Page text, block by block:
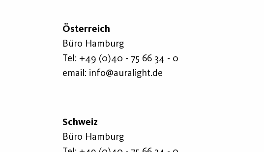
Österreich
Büro Hamburg
Tel: +49 (0)40 - 75 66 34 - 0
email: info@auralight.de
Schweiz
Büro Hamburg